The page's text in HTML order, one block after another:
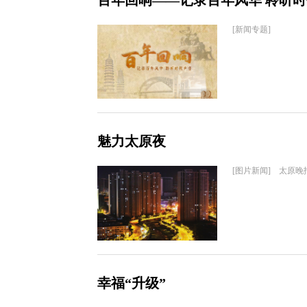
[新闻专题]
魅力太原夜
[图片新闻] 太原晚
幸福“升级”